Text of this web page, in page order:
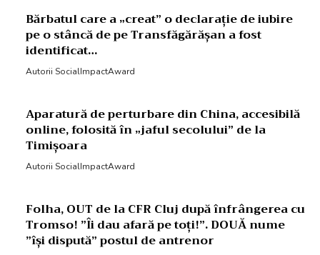
Bărbatul care a „creat” o declarație de iubire
pe o stâncă de pe Transfăgărășan a fost
identificat…
Autorii SocialImpactAward
Aparatură de perturbare din China, accesibilă
online, folosită în „jaful secolului” de la
Timișoara
Autorii SocialImpactAward
Folha, OUT de la CFR Cluj după înfrângerea cu
Tromso! ”Îi dau afară pe toți!”. DOUĂ nume
”își dispută” postul de antrenor